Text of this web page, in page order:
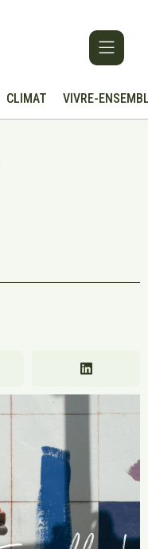
CLIMAT VIVRE-